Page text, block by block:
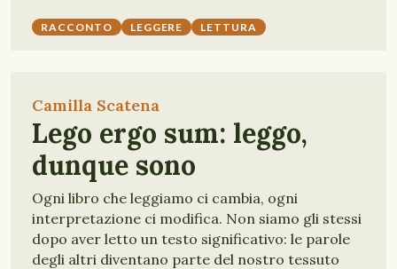
RACCONTO LEGGERE LETTURA
Camilla Scatena
Lego ergo sum: leggo,
dunque sono
Ogni libro che leggiamo ci cambia, ogni
interpretazione ci modifica. Non siamo gli stessi
dopo aver letto un testo significativo: le parole
degli altri diventano parte del nostro tessuto